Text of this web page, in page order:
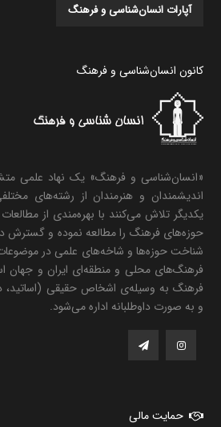
آپارات انسان‌شناسی و فرهنگ
کانون انسان‌شناسی و فرهنگ
«انسان‌شناسی و فرهنگ» یک نهاد علمی
اندیشمندان و هنرمندان از رشته‌های
یکدیگر تلاش می‌کنند با بهره‌مندی از مطالعات
حوزه‌های فرهنگ را مطالعه نموده و گسترش
شناخت حوزه‌ها و شاخه‌های علمی در موضوعات
فرهنگ‌های محلی و منطقه‌ای ایران و جهان
فرهنگ به وسیله‌ی اشخاص حقیقی (اساتید،
و به صورت داوطلبانه اداره می‌شود.
حمایت مالی